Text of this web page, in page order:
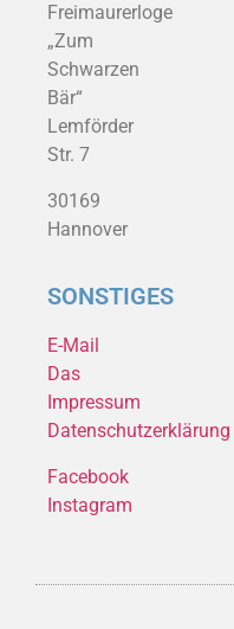
Freimaurerloge
„Zum
Schwarzen
Bär“
Lemförder
Str. 7
30169
Hannover
SONSTIGES
E-Mail
Das
Impressum
Datenschutzerklärung
Facebook
Instagram